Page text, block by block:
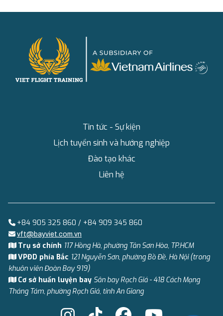
Tin tức - Sự kiện
Lịch tuyển sinh và hướng nghiệp
Đào tạo khác
Liên hệ
+84 905 325 860 / +84 909 345 860
vft@bayviet.com.vn
Trụ sở chính 117 Hồng Hà, phường Tân Sơn Hòa, TP.HCM
VPĐD phía Bắc 121 Nguyễn Sơn, phường Bồ Đề, Hà Nội (trong
khuôn viên Đoàn Bay 919)
Cơ sở huấn luyện bay Sân bay Rạch Giá - 418 Cách Mạng
Tháng Tám, phường Rạch Giá, tỉnh An Giang